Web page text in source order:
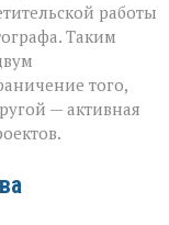
работы
Таким
того,
— активная